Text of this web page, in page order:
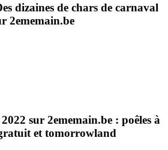
dizaines de chars de carnaval
2ememain.be
sur 2ememain.be : poêles à
et tomorrowland